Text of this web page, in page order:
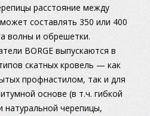
расстояние между
составлять 350 или 400
волны и обрешетки.
BORGE выпускаются в
скатных кровель — как
профнастилом, так и для
основе (в т.ч. гибкой
натуральной черепицы,